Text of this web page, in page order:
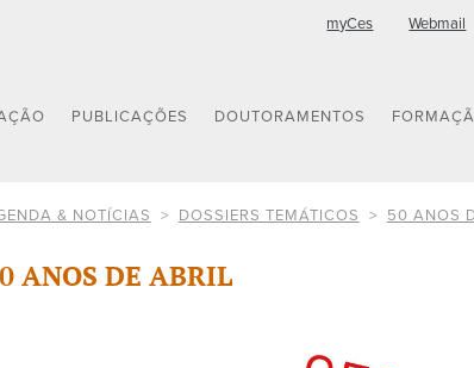
myCes Webmail
PUBLICAÇÕES DOUTORAMENTOS
& NOTÍCIAS DOSSIERS TEMÁTICOS 50 ANOS
ANOS DE ABRIL